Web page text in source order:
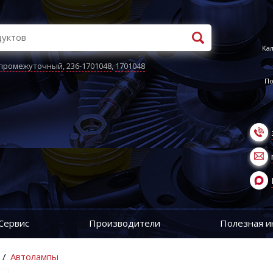
,236-1701048,1701048
Производители Полезная
/ Автолампы